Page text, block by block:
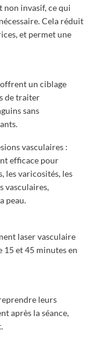
non invasif, ce qui
Cela réduit
et permet une
un ciblage
de traiter
sans
vasculaires :
efficace pour
les varicosités, les
vasculaires,
peau.
laser vasculaire
15 et 45 minutes en
leurs
après la séance,